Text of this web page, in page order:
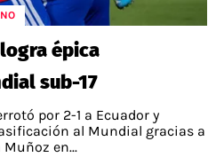
épica
sub-17
por 2-1 a Ecuador y
al Mundial gracias a
en...